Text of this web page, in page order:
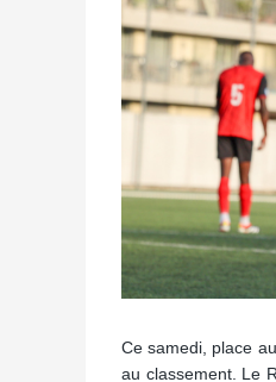
Ce samedi, place
au classement. Le